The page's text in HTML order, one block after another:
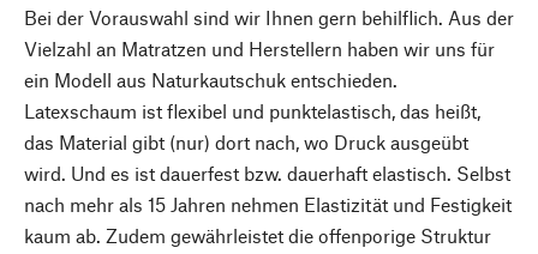
Bei der Vorauswahl sind wir Ihnen gern behilflich. Aus der
Vielzahl an Matratzen und Herstellern haben wir uns für
ein Modell aus Naturkautschuk entschieden.
Latexschaum ist flexibel und punktelastisch, das heißt,
das Material gibt (nur) dort nach, wo Druck ausgeübt
wird. Und es ist dauerfest bzw. dauerhaft elastisch. Selbst
nach mehr als 15 Jahren nehmen Elastizität und Festigkeit
kaum ab. Zudem gewährleistet die offenporige Struktur